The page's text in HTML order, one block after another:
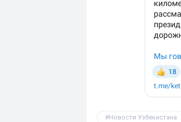
Новости Узбекистана